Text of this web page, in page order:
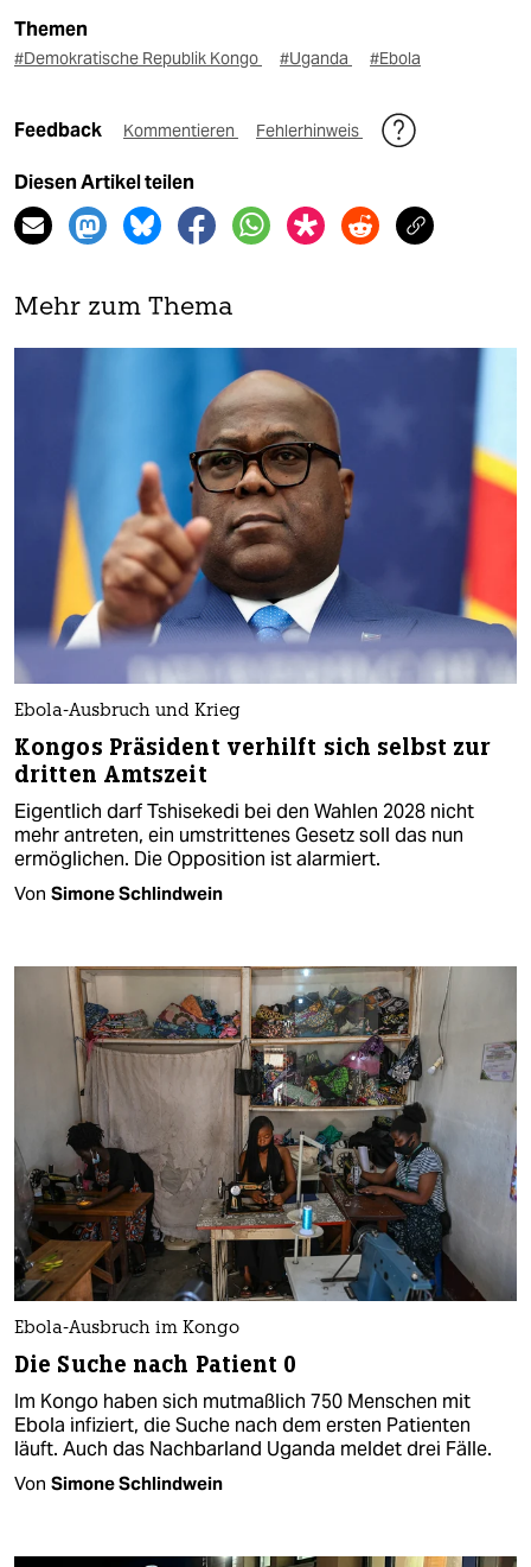
Themen
#Demokratische Republik Kongo #Uganda #Ebola
Feedback Kommentieren Fehlerhinweis
Diesen Artikel teilen
Mehr zum Thema
Ebola-Ausbruch und Krieg
Kongos Präsident verhilft sich selbst zur
dritten Amtszeit
Eigentlich darf Tshisekedi bei den Wahlen 2028 nicht
mehr antreten, ein umstrittenes Gesetz soll das nun
ermöglichen. Die Opposition ist alarmiert.
Von Simone Schlindwein
Ebola-Ausbruch im Kongo
Die Suche nach Patient 0
Im Kongo haben sich mutmaßlich 750 Menschen mit
Ebola infiziert, die Suche nach dem ersten Patienten
läuft. Auch das Nachbarland Uganda meldet drei Fälle.
Von Simone Schlindwein